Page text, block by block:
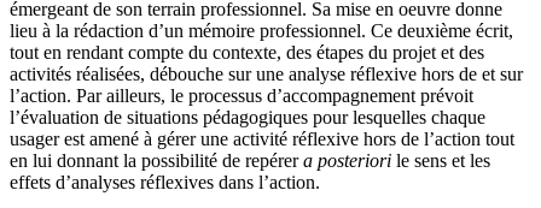
émergeant de son terrain professionnel. Sa mise en oeuvre donne
lieu à la rédaction d’un mémoire professionnel. Ce deuxième écrit,
tout en rendant compte du contexte, des étapes du projet et des
activités réalisées, débouche sur une analyse réflexive hors de et sur
l’action. Par ailleurs, le processus d’accompagnement prévoit
l’évaluation de situations pédagogiques pour lesquelles chaque
usager est amené à gérer une activité réflexive hors de l’action tout
en lui donnant la possibilité de repérera posteriori le sens et les
effets d’analyses réflexives dans l’action.